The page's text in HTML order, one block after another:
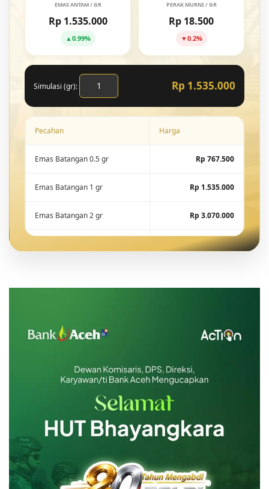
EMAS ANTAM / GR
Rp 1.535.000
▲0.99%
PERAK MURNI / GR
Rp 18.500
▼0.2%
Simulasi (gr): Rp 1.535.000
Pecahan Harga
Emas Batangan 0.5 gr Rp 767.500
Emas Batangan 1 gr Rp 1.535.000
Emas Batangan 2 gr Rp 3.070.000
Rp 7.675.000
Emas Batangan 50 gr Rp 76.443.000